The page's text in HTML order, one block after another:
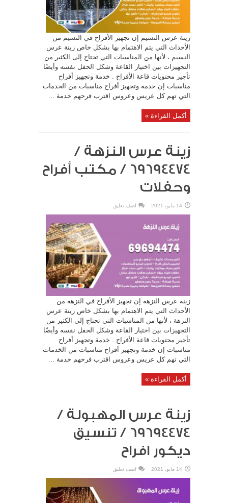
زينة عرس النسيم إن تجهيز الأفراح في النسيم من
الأحداث التي يتم الاهتمام بها بشكل خاص زينة عرس
النسيم ، لأنها من المناسبات التي تحتاج إلى الكثير من
التجهيزات بين اختيار القاعة وشكل الحفل نفسه وأيضًا
تأجير محتويات قاعة الأفراح . خدمة وتجهيز أفراح
مناسبات إن خدمة وتجهيز أفراح مناسبات من الخدمات
التي تهم كل عريس وعروس اقترب فرحهم خدمة ...
أكمل القراءة »
زينة عرس النزهة /
69694474 / مكتب أفراح
وحفلات
14 مايو، 2021 اضف تعليق
زينة عرس النزهة إن تجهيز الأفراح في النزهة من
الأحداث التي يتم الاهتمام بها بشكل خاص زينة عرس
النزهة ، لأنها من المناسبات التي تحتاج إلى الكثير من
التجهيزات بين اختيار القاعة وشكل الحفل نفسه وأيضًا
تأجير محتويات قاعة الأفراح . خدمة وتجهيز أفراح
مناسبات إن خدمة وتجهيز أفراح مناسبات من الخدمات
التي تهم كل عريس وعروس اقترب فرحهم خدمة ...
أكمل القراءة »
زينة عرس المهبولة /
69694474 / تنسيق
ديكور افراح
14 مايو، 2021 اضف تعليق